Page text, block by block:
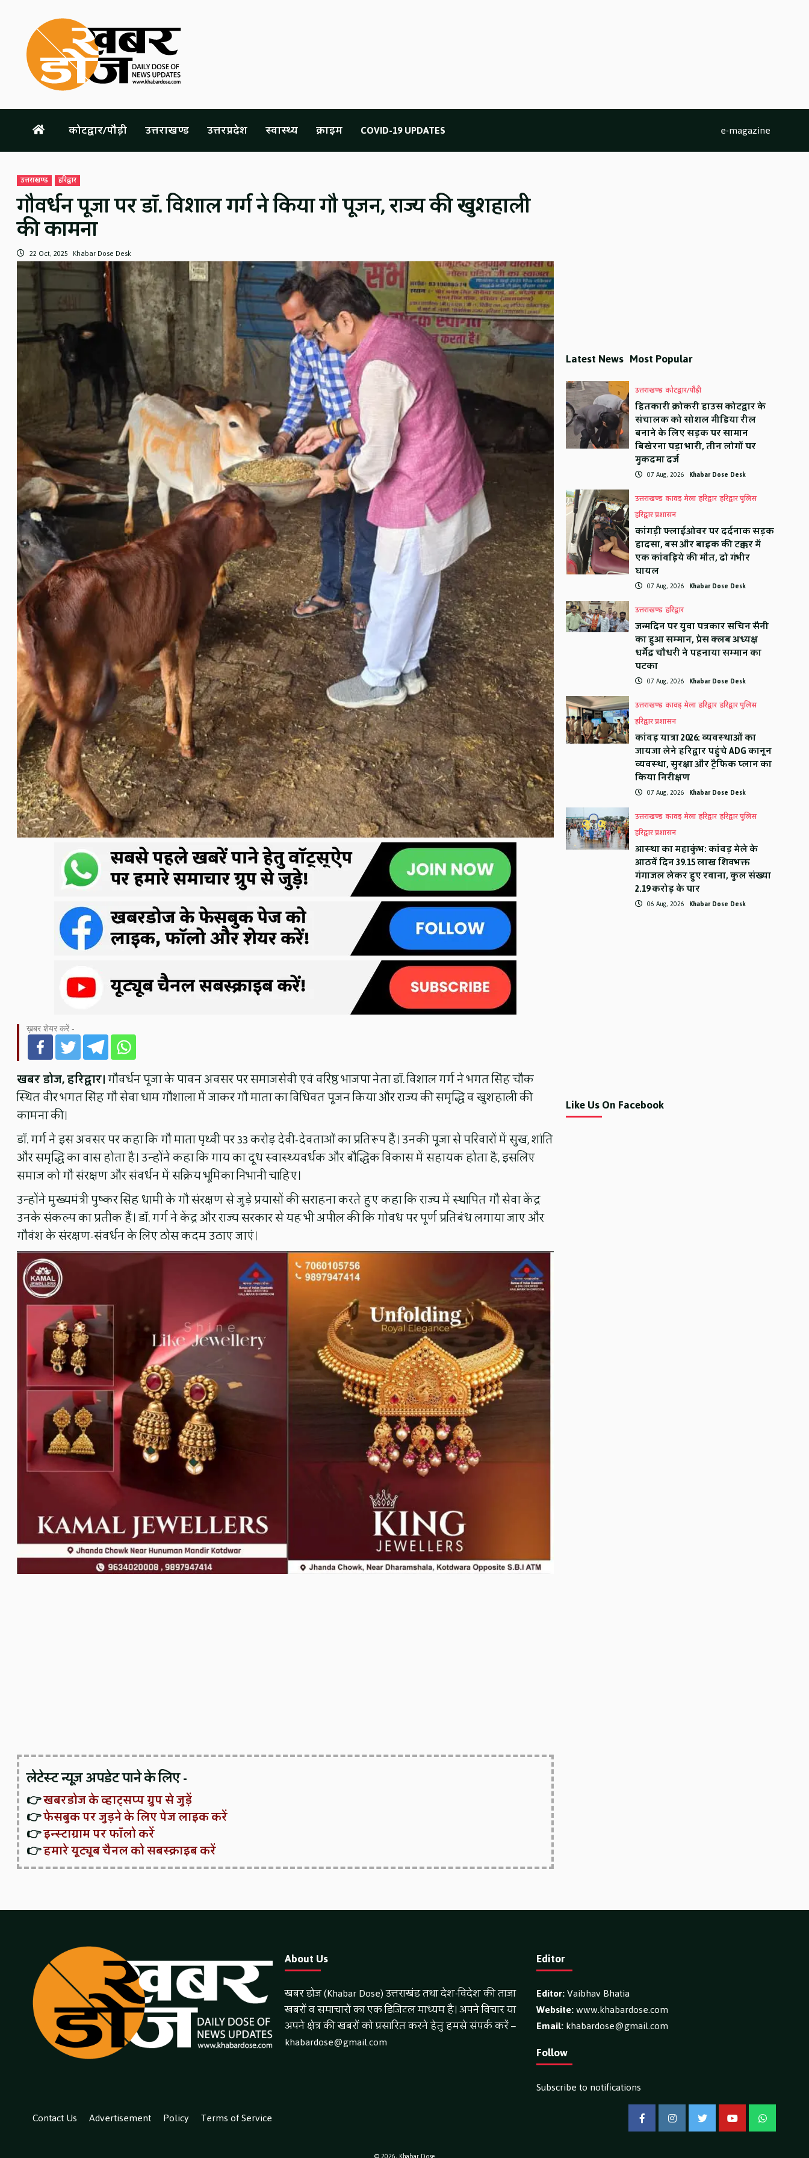
content
कोटद्वार/पौड़ी उत्तराखण्ड उत्तरप्रदेश स्वास्थ्य क्राइम COVID-19 UPDATES e-magazine
उत्तराखण्ड हरिद्वार
गौवर्धन पूजा पर डॉ. विशाल गर्ग ने किया गौ पूजन, राज्य की खुशहाली
की कामना
22 Oct, 2025 Khabar Dose Desk
ख़बर शेयर करें -
खबर डोज, हरिद्वार।गौवर्धन पूजा के पावन अवसर पर समाजसेवी एवं वरिष्ठ भाजपा नेता डॉ. विशाल गर्ग ने भगत सिंह चौक
स्थित वीर भगत सिंह गौ सेवा धाम गौशाला में जाकर गौ माता का विधिवत पूजन किया और राज्य की समृद्धि व खुशहाली की
कामना की।
डॉ. गर्ग ने इस अवसर पर कहा कि गौ माता पृथ्वी पर 33 करोड़ देवी-देवताओं का प्रतिरूप हैं। उनकी पूजा से परिवारों में सुख, शांति
और समृद्धि का वास होता है। उन्होंने कहा कि गाय का दूध स्वास्थ्यवर्धक और बौद्धिक विकास में सहायक होता है, इसलिए
समाज को गौ संरक्षण और संवर्धन में सक्रिय भूमिका निभानी चाहिए।
उन्होंने मुख्यमंत्री पुष्कर सिंह धामी के गौ संरक्षण से जुड़े प्रयासों की सराहना करते हुए कहा कि राज्य में स्थापित गौ सेवा केंद्र
उनके संकल्प का प्रतीक हैं। डॉ. गर्ग ने केंद्र और राज्य सरकार से यह भी अपील की कि गोवध पर पूर्ण प्रतिबंध लगाया जाए और
गौवंश के संरक्षण-संवर्धन के लिए ठोस कदम उठाए जाएं।
लेटेस्ट न्यूज़ अपडेट पाने के लिए -
👉खबरडोज के व्हाट्सप्प ग्रुप से जुड़ें
👉फेसबुक पर जुड़ने के लिए पेज लाइक करें
👉इन्स्टाग्राम पर फॉलो करें
👉हमारे यूट्यूब चैनल को सबस्क्राइब करें
Latest News Most Popular
उत्तराखण्ड कोटद्वार/पौड़ी
हितकारी क्रोकरी हाउस कोटद्वार के
संचालक को सोशल मीडिया रील
बनाने के लिए सड़क पर सामान
बिखेरना पड़ा भारी, तीन लोगों पर
मुकदमा दर्ज
07 Aug, 2026 Khabar Dose Desk
उत्तराखण्ड कावड़ मेला हरिद्वार हरिद्वार पुलिस
हरिद्वार प्रशासन
कांगड़ी फ्लाईओवर पर दर्दनाक सड़क
हादसा, बस और बाइक की टक्कर में
एक कांवड़िये की मौत, दो गंभीर
घायल
07 Aug, 2026 Khabar Dose Desk
उत्तराखण्ड हरिद्वार
जन्मदिन पर युवा पत्रकार सचिन सैनी
का हुआ सम्मान, प्रेस क्लब अध्यक्ष
धर्मेंद्र चौधरी ने पहनाया सम्मान का
पटका
07 Aug, 2026 Khabar Dose Desk
उत्तराखण्ड कावड़ मेला हरिद्वार हरिद्वार पुलिस
हरिद्वार प्रशासन
कांवड़ यात्रा 2026: व्यवस्थाओं का
जायजा लेने हरिद्वार पहुंचे ADG कानून
व्यवस्था, सुरक्षा और ट्रैफिक प्लान का
किया निरीक्षण
07 Aug, 2026 Khabar Dose Desk
उत्तराखण्ड कावड़ मेला हरिद्वार हरिद्वार पुलिस
हरिद्वार प्रशासन
आस्था का महाकुंभ: कांवड़ मेले के
आठवें दिन 39.15 लाख शिवभक्त
गंगाजल लेकर हुए रवाना, कुल संख्या
2.19 करोड़ के पार
06 Aug, 2026 Khabar Dose Desk
Like Us On Facebook
About Us
खबर डोज (Khabar Dose) उत्तराखंड तथा देश-विदेश की ताजा
खबरों व समाचारों का एक डिजिटल माध्यम है। अपने विचार या
अपने क्षेत्र की खबरों को प्रसारित करने हेतु हमसे संपर्क करें –
khabardose@gmail.com
Editor
Editor:Vaibhav Bhatia
Website:www.khabardose.com
Email:khabardose@gmail.com
Follow
Subscribe to notifications
Contact Us
Advertisement Policy Terms of Service FacebookInstagramTwitter YouTubeWhatsApp